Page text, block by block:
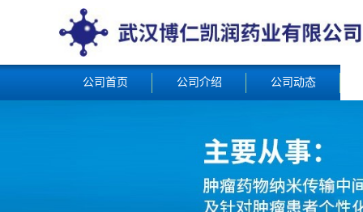
公司首页 公司介绍 公司动态